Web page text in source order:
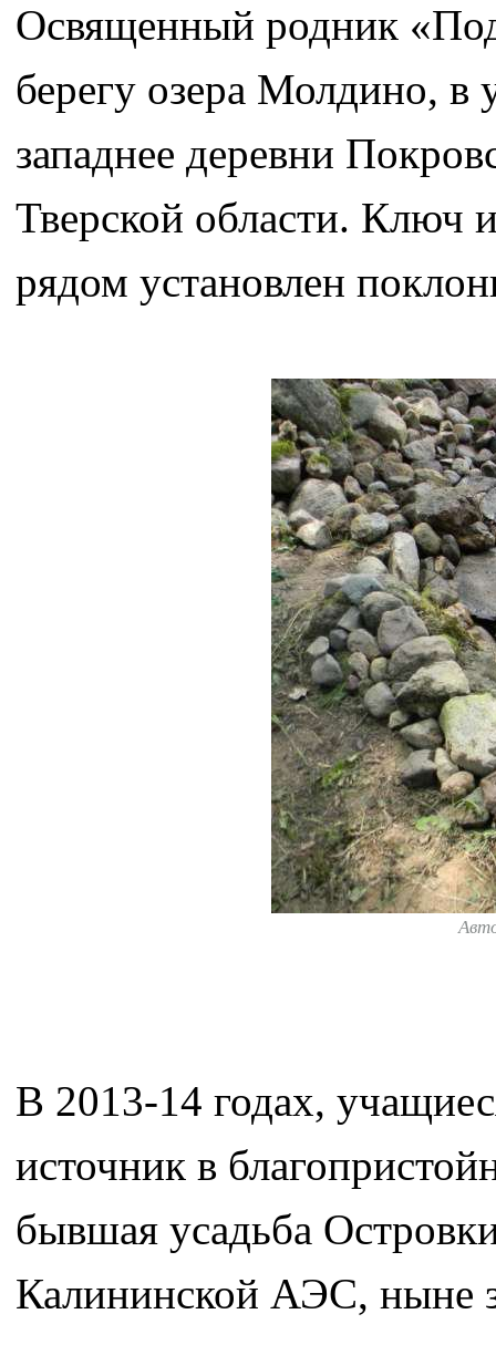
Освященный родник
берегу озера Молдино,
западнее деревни
Тверской области. Ключ
рядом установлен
В 2013-14 годах,
источник в
бывшая усадьба
Калининской АЭС, ныне